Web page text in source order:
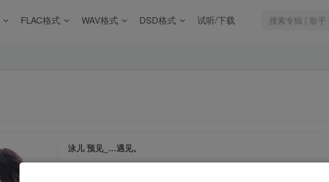
FLAC格式 WAV格式 DSD格式 试听/下载
泳儿 预见_…遇见。